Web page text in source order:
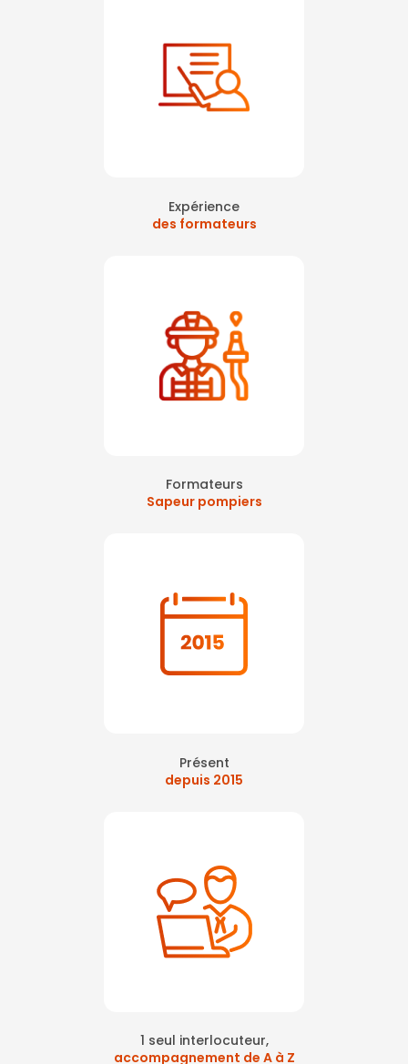
Expérience
des formateurs
Formateurs
Sapeur pompiers
Présent
depuis 2015
1 seul interlocuteur,
accompagnement de A à Z